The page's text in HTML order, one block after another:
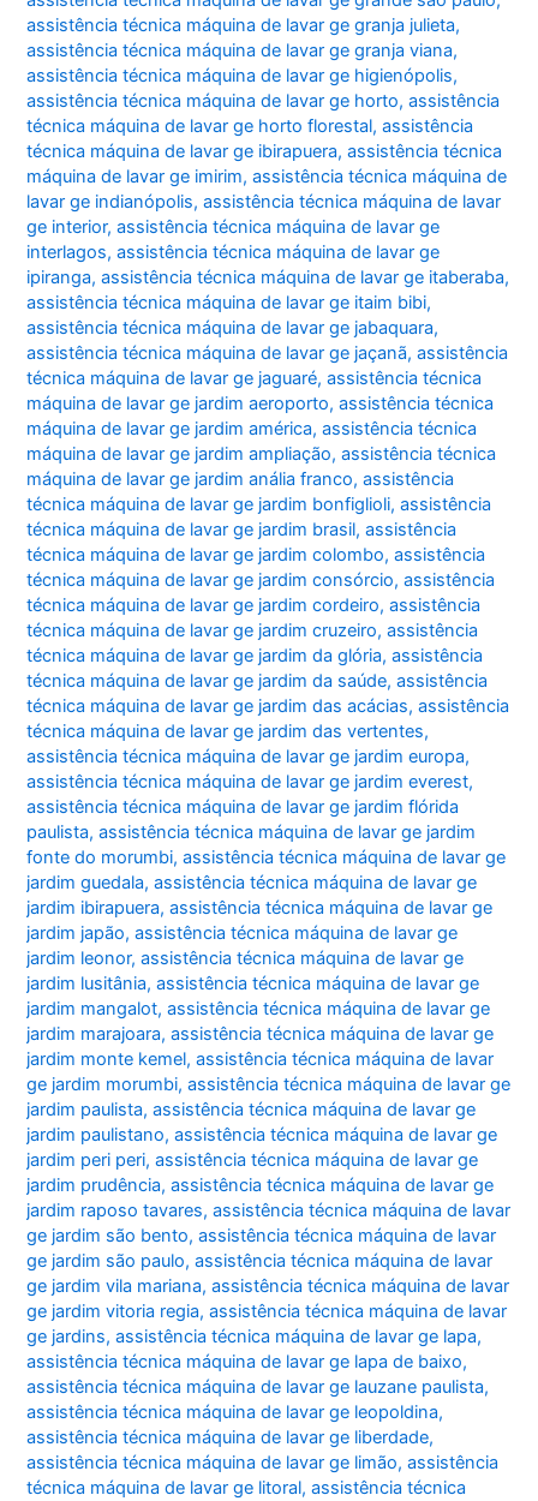
assistência técnica máquina de lavar ge granja julieta,
assistência técnica máquina de lavar ge granja viana,
assistência técnica máquina de lavar ge higienópolis,
assistência técnica máquina de lavar ge horto,assistência
técnica máquina de lavar ge horto florestal,assistência
técnica máquina de lavar ge ibirapuera,assistência técnica
máquina de lavar ge imirim,assistência técnica máquina de
lavar ge indianópolis,assistência técnica máquina de lavar
ge interior,assistência técnica máquina de lavar ge
interlagos,assistência técnica máquina de lavar ge
ipiranga,assistência técnica máquina de lavar ge itaberaba,
assistência técnica máquina de lavar ge itaim bibi,
assistência técnica máquina de lavar ge jabaquara,
assistência técnica máquina de lavar ge jaçanã,assistência
técnica máquina de lavar ge jaguaré,assistência técnica
máquina de lavar ge jardim aeroporto,assistência técnica
máquina de lavar ge jardim américa,assistência técnica
máquina de lavar ge jardim ampliação,assistência técnica
máquina de lavar ge jardim anália franco,assistência
técnica máquina de lavar ge jardim bonfiglioli,assistência
técnica máquina de lavar ge jardim brasil,assistência
técnica máquina de lavar ge jardim colombo,assistência
técnica máquina de lavar ge jardim consórcio,assistência
técnica máquina de lavar ge jardim cordeiro,assistência
técnica máquina de lavar ge jardim cruzeiro,assistência
técnica máquina de lavar ge jardim da glória,assistência
técnica máquina de lavar ge jardim da saúde,assistência
técnica máquina de lavar ge jardim das acácias,assistência
técnica máquina de lavar ge jardim das vertentes,
assistência técnica máquina de lavar ge jardim europa,
assistência técnica máquina de lavar ge jardim everest,
assistência técnica máquina de lavar ge jardim flórida
paulista,assistência técnica máquina de lavar ge jardim
fonte do morumbi,assistência técnica máquina de lavar ge
jardim guedala,assistência técnica máquina de lavar ge
jardim ibirapuera,assistência técnica máquina de lavar ge
jardim japão,assistência técnica máquina de lavar ge
jardim leonor,assistência técnica máquina de lavar ge
jardim lusitânia,assistência técnica máquina de lavar ge
jardim mangalot,assistência técnica máquina de lavar ge
jardim marajoara,assistência técnica máquina de lavar ge
jardim monte kemel,assistência técnica máquina de lavar
ge jardim morumbi,assistência técnica máquina de lavar ge
jardim paulista,assistência técnica máquina de lavar ge
jardim paulistano,assistência técnica máquina de lavar ge
jardim peri peri,assistência técnica máquina de lavar ge
jardim prudência,assistência técnica máquina de lavar ge
jardim raposo tavares,assistência técnica máquina de lavar
ge jardim são bento,assistência técnica máquina de lavar
ge jardim são paulo,assistência técnica máquina de lavar
ge jardim vila mariana,assistência técnica máquina de lavar
ge jardim vitoria regia,assistência técnica máquina de lavar
ge jardins,assistência técnica máquina de lavar ge lapa,
assistência técnica máquina de lavar ge lapa de baixo,
assistência técnica máquina de lavar ge lauzane paulista,
assistência técnica máquina de lavar ge leopoldina,
assistência técnica máquina de lavar ge liberdade,
assistência técnica máquina de lavar ge limão,assistência
técnica máquina de lavar ge litoral,assistência técnica